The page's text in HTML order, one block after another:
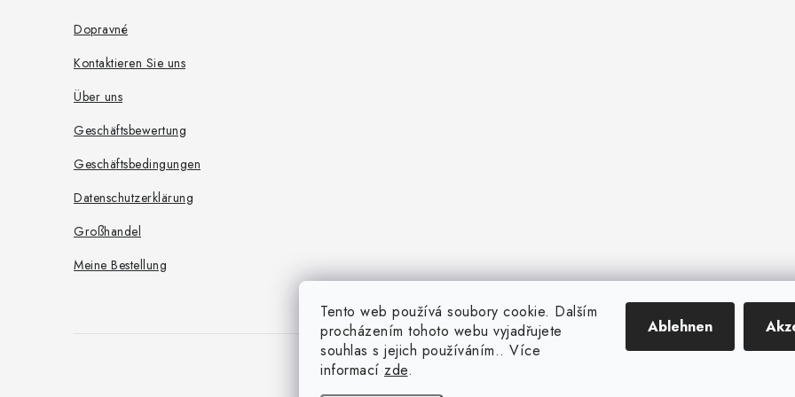
Tento web používá soubory cookie. Dalším
procházením tohoto webu vyjadřujete
souhlas s jejich používáním.. Více
informací zde.
Ablehnen
i
s
t
e
Dopravné
Kontaktieren Sie uns
Über uns
Geschäftsbewertung
Geschäftsbedingungen
Datenschutzerklärung
Großhandel
Meine Bestellung